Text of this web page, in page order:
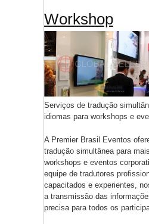
b
o
o
k
e
d
I
e
Workshop
Serviços de tradução
idiomas para workshops e
A Premier Brasil Eventos
tradução simultânea para
workshops e eventos
equipe de tradutores
capacitados e experientes,
a transmissão das
precisa para todos os